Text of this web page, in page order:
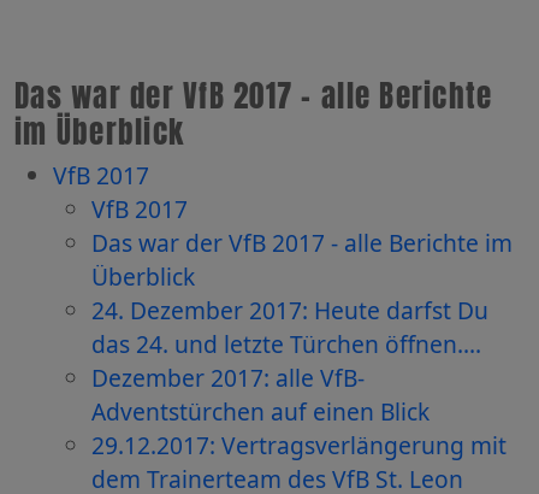
Das war der VfB 2017 - alle Berichte
im Überblick
VfB 2017
VfB 2017
Das war der VfB 2017 - alle Berichte im
Überblick
24. Dezember 2017: Heute darfst Du
das 24. und letzte Türchen öffnen....
Dezember 2017: alle VfB-
Adventstürchen auf einen Blick
29.12.2017: Vertragsverlängerung mit
dem Trainerteam des VfB St. Leon